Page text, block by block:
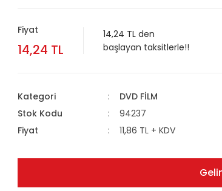
Fiyat
14,24 TL
14,24 TL den
başlayan taksitlerle!!
Kategori
DVD FİLM
Stok Kodu
94237
Fiyat
11,86 TL + KDV